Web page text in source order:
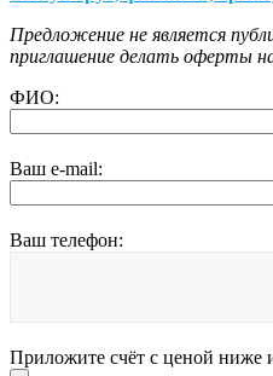
Предложение не является
приглашение делать оферты
ФИО:
Ваш e-mail:
Ваш телефон:
Приложите счёт с ценой ниже